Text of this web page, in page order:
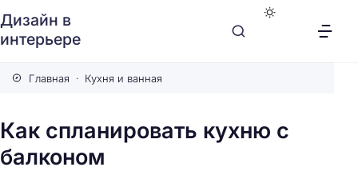
Дизайн в
интерьере
Главная Кухня и ванная
Как спланировать кухню с
балконом